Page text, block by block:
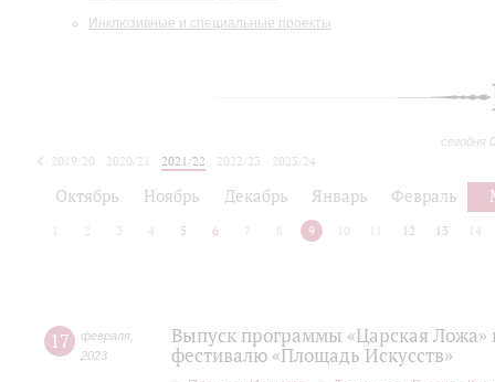
Инклюзивные и специальные проекты
сегодня
2019/20 2020/21 2021/22 2022/23
2023/24
Октябрь Ноябрь Декабрь Январь Февраль
2 3 4 5 6 7 8 9 10 12 13 14
17 февраля
2023
Выпуск программы «Царская
фестивалю «Площадь Искусств»